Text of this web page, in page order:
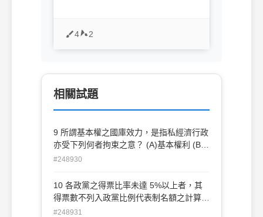
4 2
相關試題
9 所謂基本權之國庫效力，是指私經濟行政
亦受下列何者拘束之意？ (A)基本權利 (B)
基本國策 (C)立法政策 (D)憲政制度
#248930
10 各政黨之得票比率未達 5%以上者，其
得票數不列入政黨比例代表制名額之計算，
此一規定可能違反選舉權的何種原則？ (A)
#248931